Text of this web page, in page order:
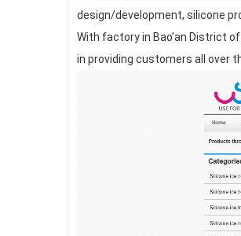
design/development, silicone
With factory in Bao’an District
in providing customers all over